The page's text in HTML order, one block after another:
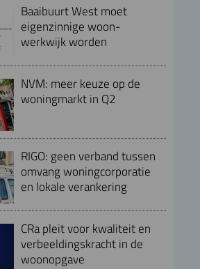
Baaibuurt West moet
eigenzinnige woon-
werkwijk worden
NVM: meer keuze op de
woningmarkt in Q2
RIGO: geen verband tussen
omvang woningcorporatie
en lokale verankering
CRa pleit voor kwaliteit en
verbeeldingskracht in de
woonopgave